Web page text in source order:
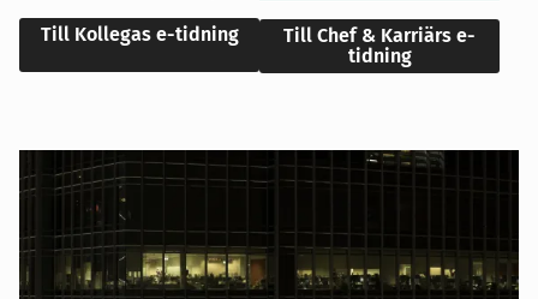
Till Kollegas e-tidning
Till Chef & Karriärs e-
tidning